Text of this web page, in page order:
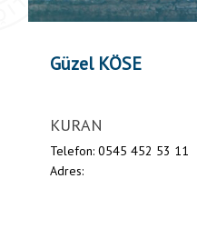
Güzel KÖSE
KURAN
Telefon: 0545 452 53 11
Adres: